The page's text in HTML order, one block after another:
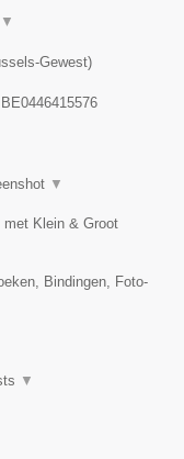
▼
Gewest)
BE0446415576
▼
Klein & Groot
Bindingen, Foto-
▼